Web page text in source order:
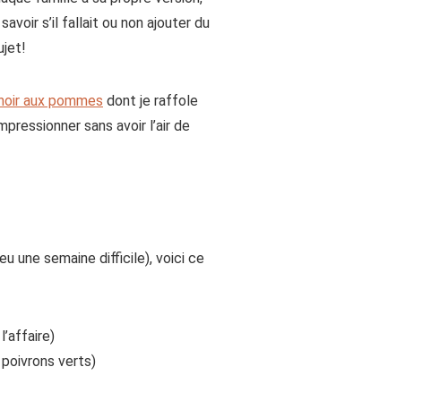
s’il fallait ou non ajouter du
aux pommes dont je raffole
sans avoir l’air de
une semaine difficile), voici ce
verts)